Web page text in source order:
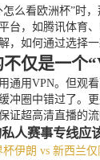
怎么看欧洲杯”时
台，如腾讯体育
，如何通过选择
仅是一个
通用VPN。但观
冲圈中错过了。
证超高清直播的流
人赛事专线应
伊朗 vs 新西兰